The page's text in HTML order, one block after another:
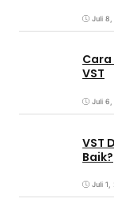
Juli 8,
VST
Juli 6,
VST
Baik?
Juli 1,